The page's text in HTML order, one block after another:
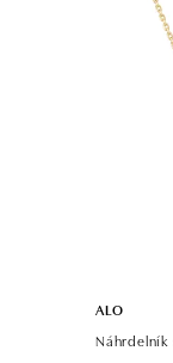
ALO
Náhrdelník